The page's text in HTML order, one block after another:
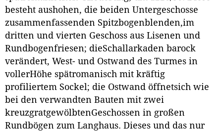
besteht aushohen, die beiden Untergeschosse
zusammenfassenden Spitzbogenblenden,im
dritten und vierten Geschoss aus Lisenen und
Rundbogenfriesen; dieSchallarkaden barock
verändert, West- und Ostwand des Turmes in
vollerHöhe spätromanisch mit kräftig
profiliertem Sockel; die Ostwand öffnetsich wie
bei den verwandten Bauten mit zwei
kreuzgratgewölbtenGeschossen in großen
Rundbögen zum Langhaus. Dieses und das nur